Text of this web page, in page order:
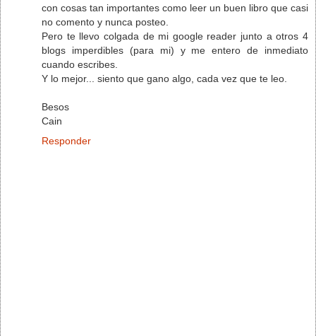
con cosas tan importantes como leer un buen libro que casi
no comento y nunca posteo.
Pero te llevo colgada de mi google reader junto a otros 4
blogs imperdibles (para mi) y me entero de inmediato
cuando escribes.
Y lo mejor... siento que gano algo, cada vez que te leo.
Besos
Cain
Responder